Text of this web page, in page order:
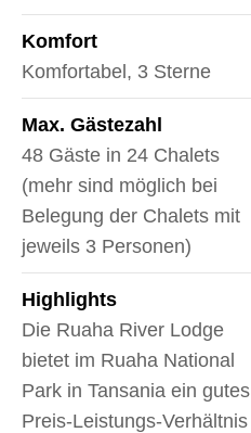
Komfort
Komfortabel, 3 Sterne
Max. Gästezahl
48 Gäste in 24 Chalets
(mehr sind möglich bei
Belegung der Chalets mit
jeweils 3 Personen)
Highlights
Die Ruaha River Lodge
bietet im Ruaha National
Park in Tansania ein gutes
Preis-Leistungs-Verhältnis